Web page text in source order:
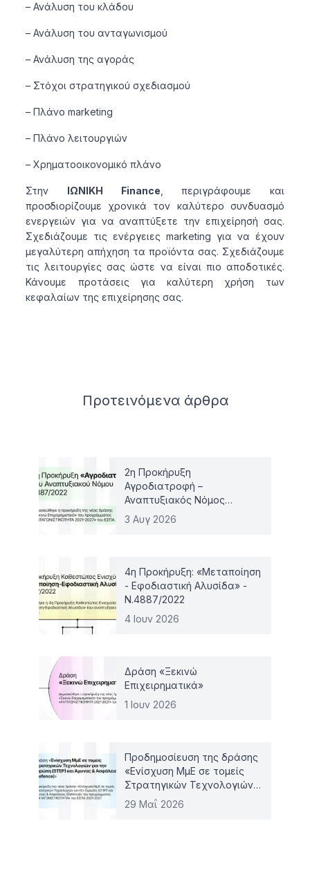
– Ανάλυση του κλάδου
– Ανάλυση του ανταγωνισμού
– Ανάλυση της αγοράς
– Στόχοι στρατηγικού σχεδιασμού
– Πλάνο marketing
– Πλάνο λειτουργιών
– Χρηματοοικονομικό πλάνο
Στην ΙΩΝΙΚΗ Finance , περιγράφουμε και
προσδιορίζουμε χρονικά τον καλύτερο συνδυασμό
ενεργειών για να αναπτύξετε την επιχείρησή σας.
Σχεδιάζουμε τις ενέργειες marketing για να έχουν
μεγαλύτερη απήχηση τα προϊόντα σας. Σχεδιάζουμε
τις λειτουργίες σας ώστε να είναι πιο αποδοτικές.
Κάνουμε προτάσεις για καλύτερη χρήση των
κεφαλαίων της επιχείρησης σας.
Προτεινόμενα άρθρα
2η Προκήρυξη
Αγροδιατροφή –
Αναπτυξιακός Νόμος
4887/2022
3 Αυγ 2026
4η Προκήρυξη: «Μεταποίηση
- Εφοδιαστική Αλυσίδα» -
Ν.4887/2022
4 Ιουν 2026
Δράση «Ξεκινώ
Επιχειρηματικά»
1 Ιουν 2026
Προδημοσίευση της δράσης
«Ενίσχυση ΜμΕ σε τομείς
Στρατηγικών Τεχνολογιών
για την Ευρώπη (STEP) και
29 Μαΐ 2026